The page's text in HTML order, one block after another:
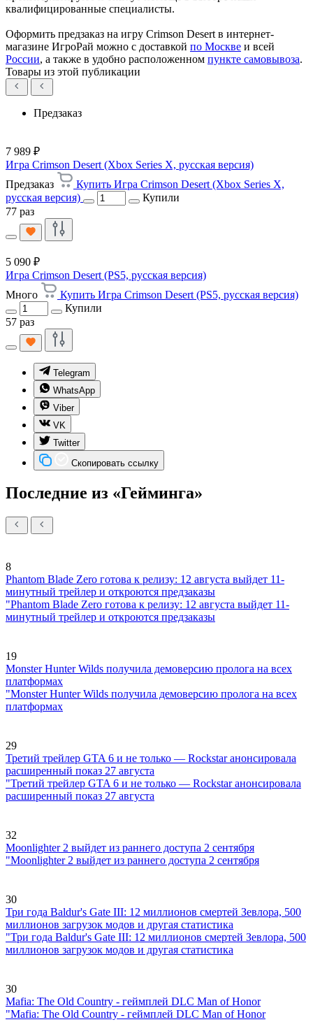
квалифицированные специалисты.
Оформить предзаказ на игру Crimson Desert в интернет-
магазине ИгроРай можно с доставкой по Москве и всей
России, а также в удобно расположенном пункте самовывоза.
Товары из этой публикации
Предзаказ
7 989 ₽
Игра Crimson Desert (Xbox Series X, русская версия)
Предзаказ
Купить Игра Crimson Desert (Xbox Series X,
русская версия)
Купили
77 раз
5 090 ₽
Игра Crimson Desert (PS5, русская версия)
Много
Купить Игра Crimson Desert (PS5, русская версия)
Купили
57 раз
Telegram
WhatsApp
Viber
VK
Twitter
Скопировать ссылку
Последние из «Гейминга»
8
Phantom Blade Zero готова к релизу: 12 августа выйдет 11-
минутный трейлер и откроются предзаказы
"Phantom Blade Zero готова к релизу: 12 августа выйдет 11-
минутный трейлер и откроются предзаказы
19
Monster Hunter Wilds получила демоверсию пролога на всех
платформах
"Monster Hunter Wilds получила демоверсию пролога на всех
платформах
29
Третий трейлер GTA 6 и не только — Rockstar анонсировала
расширенный показ 27 августа
"Третий трейлер GTA 6 и не только — Rockstar анонсировала
расширенный показ 27 августа
32
Moonlighter 2 выйдет из раннего доступа 2 сентября
"Moonlighter 2 выйдет из раннего доступа 2 сентября
30
Три года Baldur's Gate III: 12 миллионов смертей Зевлора, 500
миллионов загрузок модов и другая статистика
"Три года Baldur's Gate III: 12 миллионов смертей Зевлора, 500
миллионов загрузок модов и другая статистика
30
Mafia: The Old Country - геймплей DLC Man of Honor
"Mafia: The Old Country - геймплей DLC Man of Honor